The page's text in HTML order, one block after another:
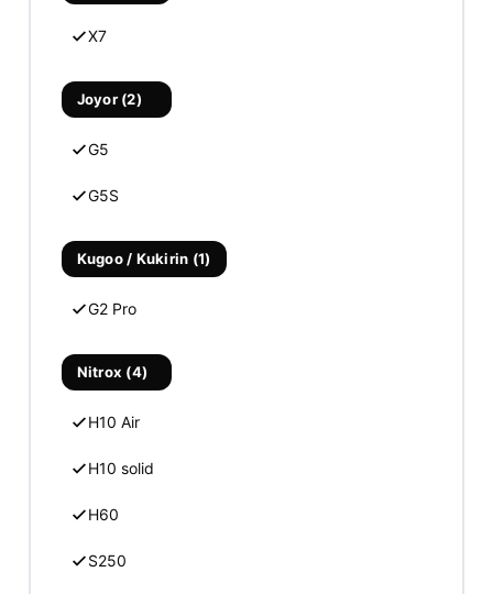
X7
Joyor (2)
G5
G5S
Kugoo / Kukirin (1)
G2 Pro
Nitrox (4)
H10 Air
H10 solid
H60
S250